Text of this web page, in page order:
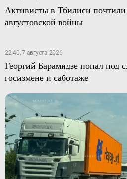
Активисты в Тбилиси почтили
августовской войны
22:40, 7 августа 2026
Георгий Барамидзе попал под
госизмене и саботаже